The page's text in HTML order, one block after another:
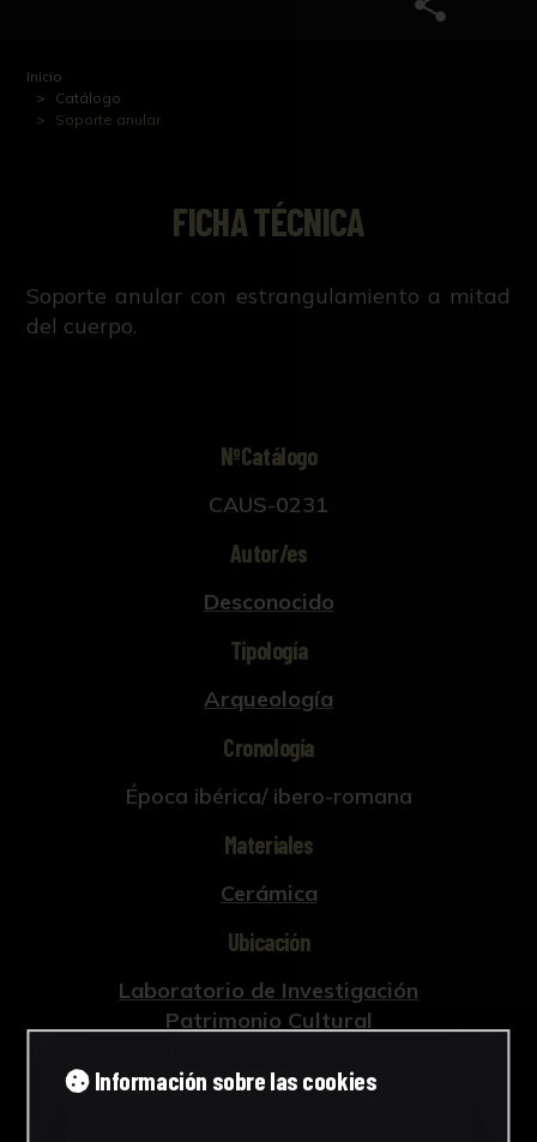
Inicio
Catálogo
Soporte anular
FICHA TÉCNICA
Soporte anular con estrangulamiento a mitad
del cuerpo.
NºCatálogo
CAUS-0231
Autor/es
Desconocido
Tipología
Arqueología
Cronología
Época ibérica/ ibero-romana
Materiales
Cerámica
Ubicación
Laboratorio de Investigación
Patrimonio Cultural
Información sobre las cookies